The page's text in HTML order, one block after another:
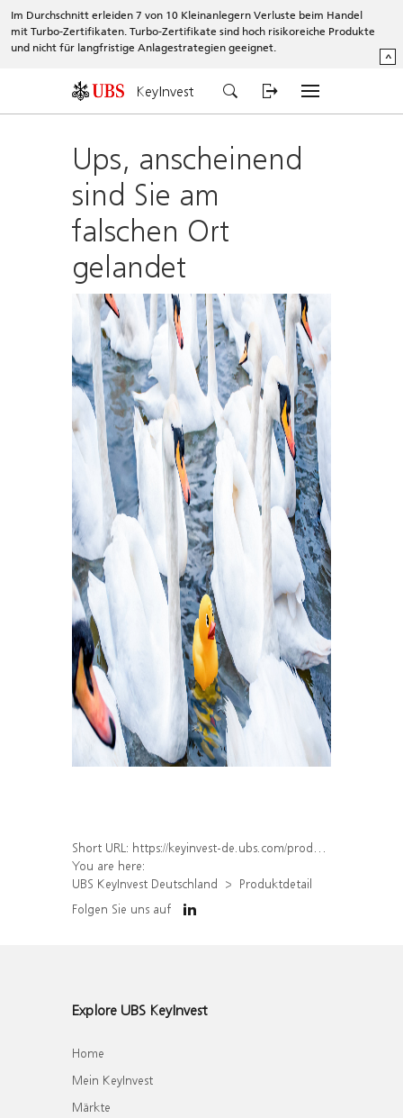
Im Durchschnitt erleiden 7 von 10 Kleinanlegern Verluste beim Handel
mit Turbo-Zertifikaten. Turbo-Zertifikate sind hoch risikoreiche Produkte
und nicht für langfristige Anlagestrategien geeignet.
^
KeyInvest
Ups, anscheinend
sind Sie am
falschen Ort
gelandet
Short URL: https://keyinvest-de.ubs.com/produkt/detail/index/isin/DE000WA9HDQ7
You are here:
UBS KeyInvest Deutschland
Produktdetail
Folgen Sie uns auf
Explore UBS KeyInvest
Home
Mein KeyInvest
Märkte